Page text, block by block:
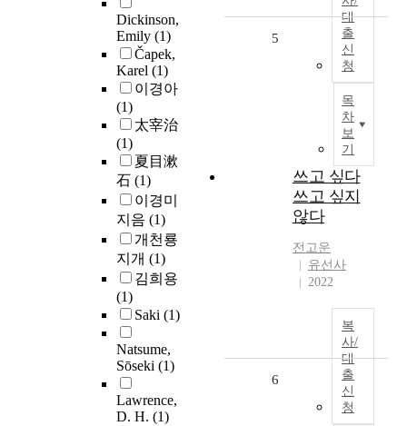
Dickinson,
Emily (1)
Čapek,
Karel (1)
이경아
(1)
太宰治
(1)
夏目漱
石 (1)
이경미
지음 (1)
개천룡
지개 (1)
김희용
(1)
Saki (1)
Natsume,
Sōseki (1)
Lawrence,
D. H. (1)
대
출
신
청
목
차
보
기
5
쓰고 싶다
쓰고 싶지
않다
전고운
유선사
2022
복
사/
대
출
신
청
6